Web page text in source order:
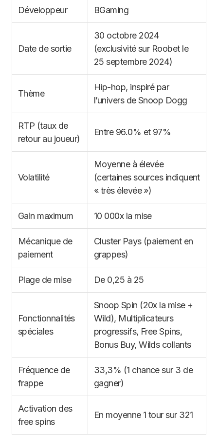
Développeur BGaming
Date de sortie
30 octobre 2024
(exclusivité sur Roobet le
25 septembre 2024)
Thème
Hip-hop, inspiré par
l’univers de Snoop Dogg
RTP (taux de
retour au joueur)
Entre 96.0% et 97%
Volatilité
Moyenne à élevée
(certaines sources indiquent
« très élevée »)
Gain maximum 10 000x la mise
Mécanique de
paiement
Cluster Pays (paiement en
grappes)
Plage de mise De 0,25 à 25
Fonctionnalités
spéciales
Snoop Spin (20x la mise +
Wild), Multiplicateurs
progressifs, Free Spins,
Bonus Buy, Wilds collants
Fréquence de
frappe
33,3% (1 chance sur 3 de
gagner)
Activation des
free spins
En moyenne 1 tour sur 321